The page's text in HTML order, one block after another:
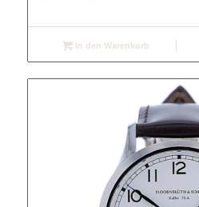
In den Warenkorb